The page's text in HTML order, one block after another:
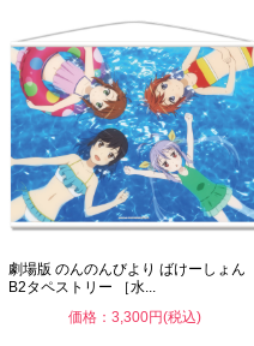
劇場版 のんのんびより ばけーしょん
B2タペストリー ［水...
価格：3,300円(税込)